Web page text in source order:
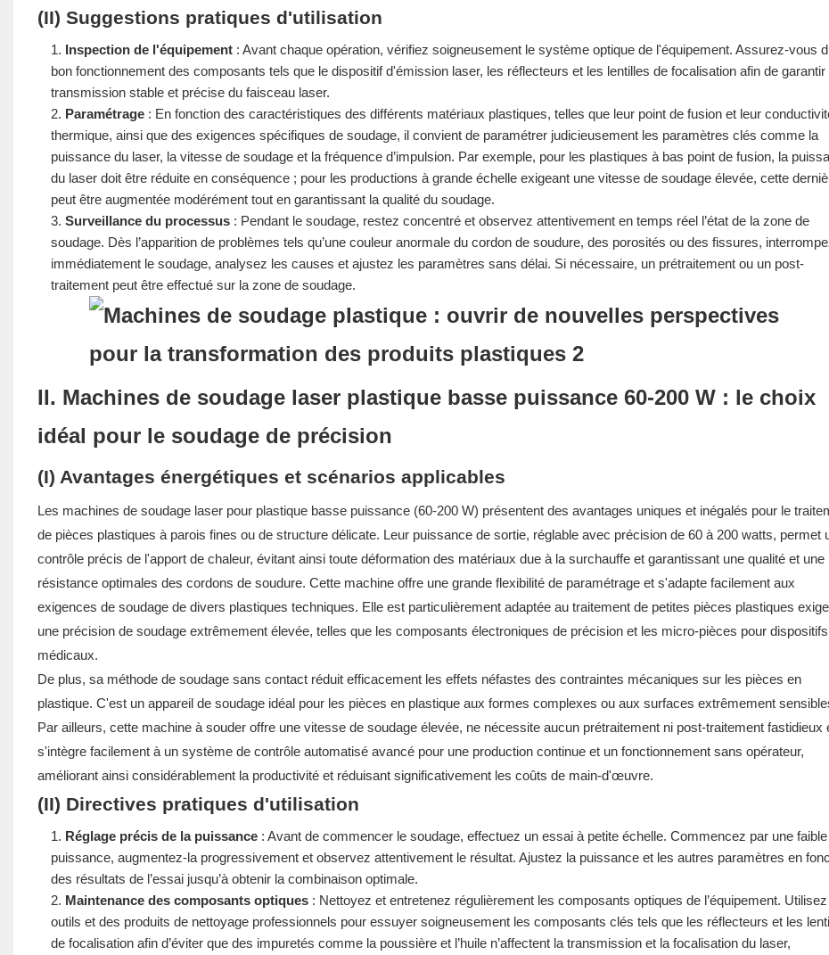
(II) Suggestions pratiques d'utilisation
Inspection de l'équipement: Avant chaque opération, vérifiez soigneusement le système optique de l'équipement. Assurez-vous
bon fonctionnement des composants tels que le dispositif d'émission laser, les réflecteurs et les lentilles de focalisation afin de garantir
transmission stable et précise du faisceau laser.
Paramétrage: En fonction des caractéristiques des différents matériaux plastiques, telles que leur point de fusion et leur
thermique, ainsi que des exigences spécifiques de soudage, il convient de paramétrer judicieusement les paramètres clés comme la
puissance du laser, la vitesse de soudage et la fréquence d’impulsion. Par exemple, pour les plastiques à bas point de fusion, la
du laser doit être réduite en conséquence ; pour les productions à grande échelle exigeant une vitesse de soudage élevée, cette
peut être augmentée modérément tout en garantissant la qualité du soudage.
Surveillance du processus: Pendant le soudage, restez concentré et observez attentivement en temps réel l’état de la zone de
soudage. Dès l’apparition de problèmes tels qu’une couleur anormale du cordon de soudure, des porosités ou des fissures,
immédiatement le soudage, analysez les causes et ajustez les paramètres sans délai. Si nécessaire, un prétraitement ou un post-
traitement peut être effectué sur la zone de soudage.
II. Machines de soudage laser plastique basse puissance 60-200 W : le choix
idéal pour le soudage de précision
(I) Avantages énergétiques et scénarios applicables
Les machines de soudage laser pour plastique basse puissance (60-200 W) présentent des avantages uniques et inégalés pour le
de pièces plastiques à parois fines ou de structure délicate. Leur puissance de sortie, réglable avec précision de 60 à 200 watts, permet
contrôle précis de l'apport de chaleur, évitant ainsi toute déformation des matériaux due à la surchauffe et garantissant une qualité et une
résistance optimales des cordons de soudure. Cette machine offre une grande flexibilité de paramétrage et s'adapte facilement aux
exigences de soudage de divers plastiques techniques. Elle est particulièrement adaptée au traitement de petites pièces plastiques
une précision de soudage extrêmement élevée, telles que les composants électroniques de précision et les micro-pièces pour dispositifs
médicaux.
De plus, sa méthode de soudage sans contact réduit efficacement les effets néfastes des contraintes mécaniques sur les pièces en
plastique. C'est un appareil de soudage idéal pour les pièces en plastique aux formes complexes ou aux surfaces extrêmement
Par ailleurs, cette machine à souder offre une vitesse de soudage élevée, ne nécessite aucun prétraitement ni post-traitement fastidieux
s'intègre facilement à un système de contrôle automatisé avancé pour une production continue et un fonctionnement sans opérateur,
améliorant ainsi considérablement la productivité et réduisant significativement les coûts de main-d'œuvre.
(II) Directives pratiques d'utilisation
Réglage précis de la puissance: Avant de commencer le soudage, effectuez un essai à petite échelle. Commencez par une faible
puissance, augmentez-la progressivement et observez attentivement le résultat. Ajustez la puissance et les autres paramètres en
des résultats de l’essai jusqu’à obtenir la combinaison optimale.
Maintenance des composants optiques: Nettoyez et entretenez régulièrement les composants optiques de l’équipement.
outils et des produits de nettoyage professionnels pour essuyer soigneusement les composants clés tels que les réflecteurs et les
de focalisation afin d’éviter que des impuretés comme la poussière et l’huile n’affectent la transmission et la focalisation du laser,